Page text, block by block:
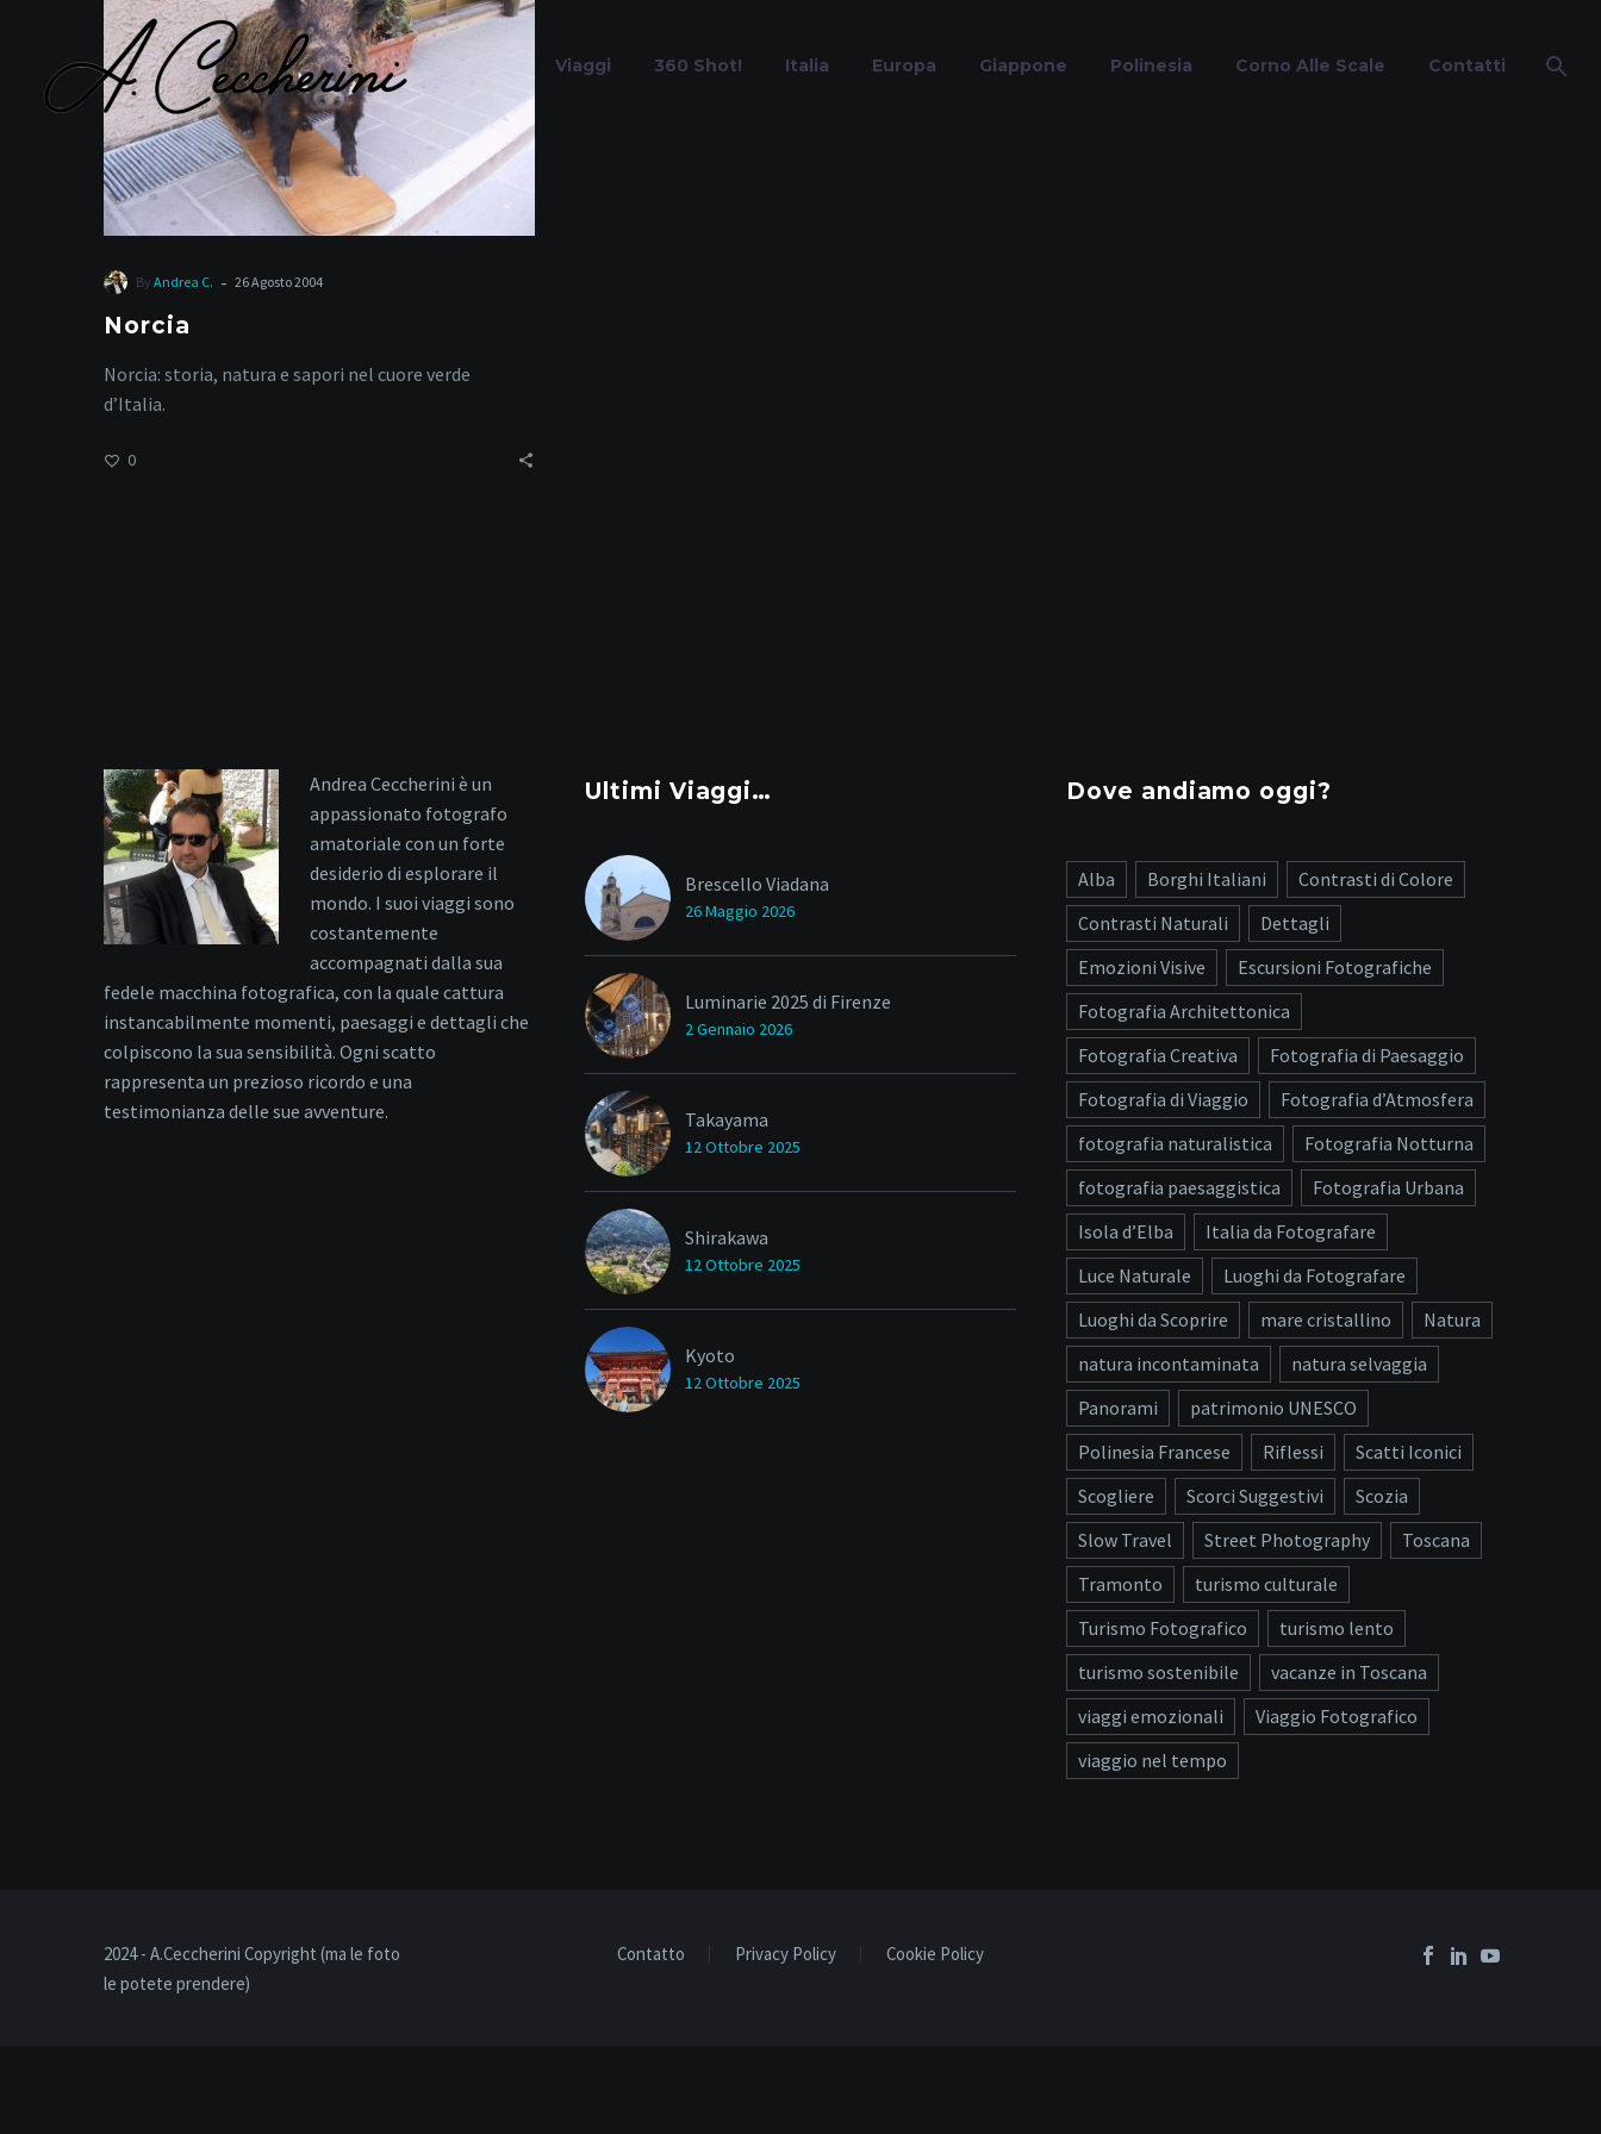
Viaggi 360 Shot! Italia Europa Giappone Polinesia Corno Alle Scale Contatti
By Andrea C. - 26 Agosto 2004
Norcia
Norcia: storia, natura e sapori nel cuore verde
d’Italia.
0
Andrea Ceccherini è un
appassionato fotografo
amatoriale con un forte
desiderio di esplorare il
mondo. I suoi viaggi sono
costantemente
accompagnati dalla sua
fedele macchina fotografica, con la quale cattura
instancabilmente momenti, paesaggi e dettagli che
colpiscono la sua sensibilità. Ogni scatto
rappresenta un prezioso ricordo e una
testimonianza delle sue avventure.
Ultimi Viaggi…
Brescello Viadana
26 Maggio 2026
Luminarie 2025 di Firenze
2 Gennaio 2026
Takayama
12 Ottobre 2025
Shirakawa
12 Ottobre 2025
Kyoto
12 Ottobre 2025
Dove andiamo oggi?
Alba Borghi Italiani
Contrasti di Colore
Contrasti Naturali
Dettagli
Emozioni Visive
Escursioni Fotografiche
Fotografia Architettonica
Fotografia Creativa
Fotografia di Paesaggio
Fotografia di Viaggio
Fotografia d’Atmosfera
fotografia naturalistica
Fotografia Notturna
fotografia paesaggistica
Fotografia Urbana
Isola d’Elba
Italia da Fotografare
Luce Naturale
Luoghi da Fotografare
Luoghi da Scoprire
mare cristallino
Natura
natura incontaminata
natura selvaggia
Panorami
patrimonio UNESCO
Polinesia Francese
Riflessi
Scatti Iconici
Scogliere
Scorci Suggestivi
Scozia
Slow Travel
Street Photography
Toscana
Tramonto
turismo culturale
Turismo Fotografico
turismo lento
turismo sostenibile
vacanze in Toscana
viaggi emozionali
Viaggio Fotografico
viaggio nel tempo
Contatto Privacy Policy Cookie Policy
2024 - A.Ceccherini Copyright (ma le foto
le potete prendere)